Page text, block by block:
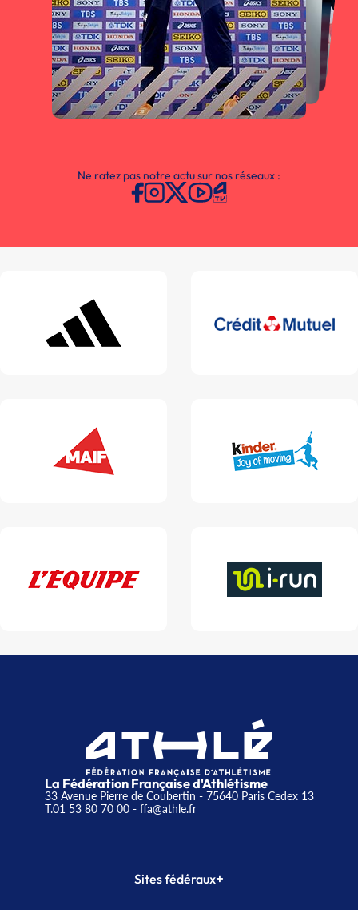
Ne ratez pas notre actu sur nos réseaux :
La Fédération Française d'Athlétisme
33 Avenue Pierre de Coubertin - 75640 Paris Cedex 13
T.01 53 80 70 00- ffa@athle.fr
Sites fédéraux+